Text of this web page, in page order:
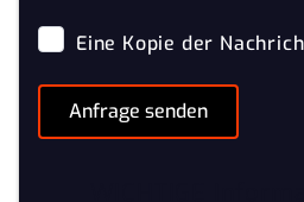
Eine Kopie der
Anfrage senden